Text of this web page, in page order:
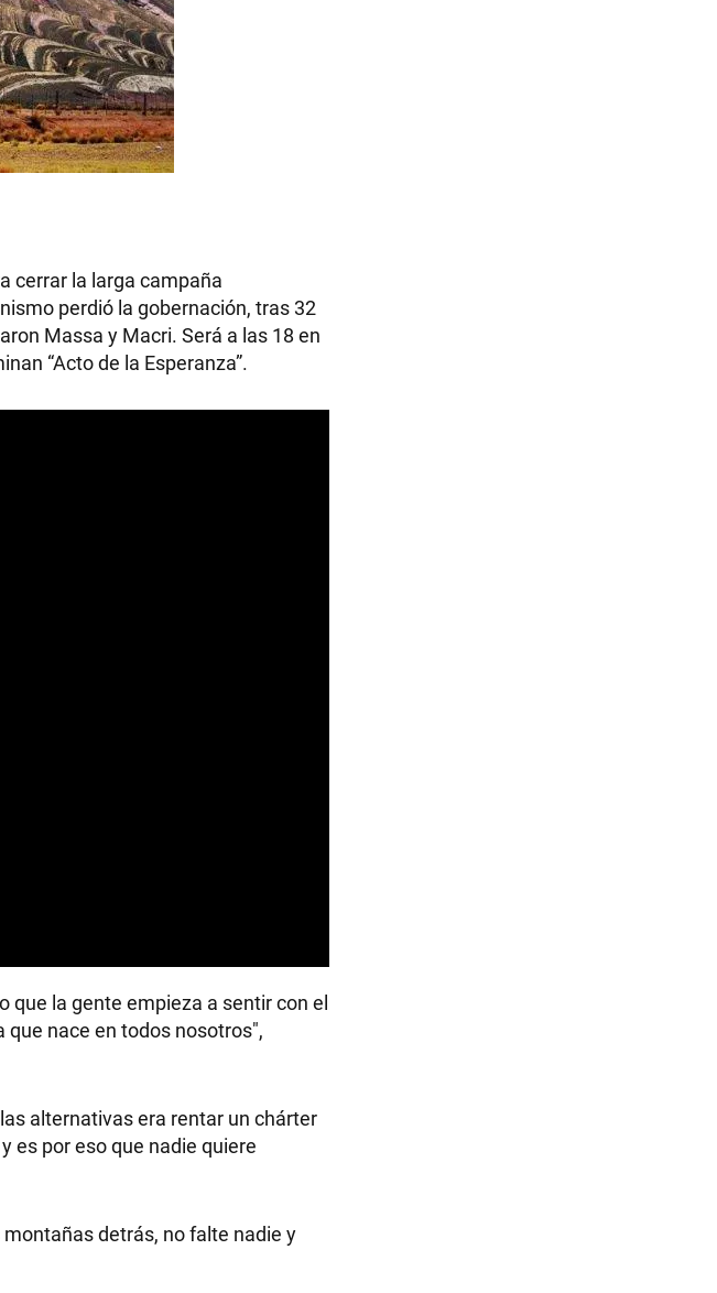
cerrar la larga campaña
perdió la gobernación, tras 32
Massa y Macri. Será a las 18 en
“Acto de la Esperanza”.
que la gente empieza a sentir con el
nace en todos nosotros",
alternativas era rentar un chárter
es por eso que nadie quiere
detrás, no falte nadie y